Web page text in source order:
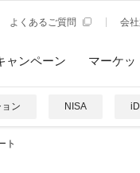
よくあるご質問 会
ャンペーン マーケッ
ン NISA
ト